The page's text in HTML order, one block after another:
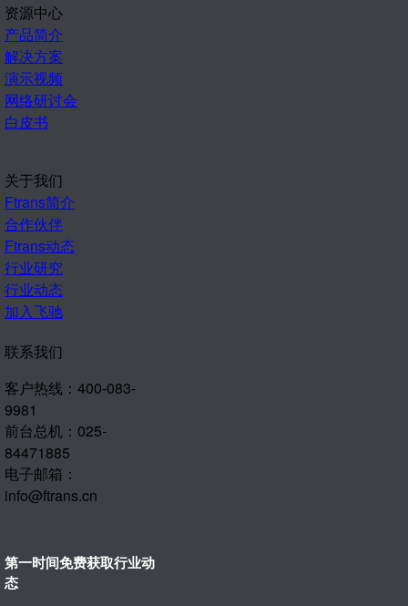
资源中心
产品简介
解决方案
演示视频
网络研讨会
白皮书
关于我们
Ftrans简介
合作伙伴
Ftrans动态
行业研究
行业动态
加入飞驰
联系我们
客户热线：400-083-
9981
前台总机：025-
84471885
电子邮箱：
info@ftrans.cn
第一时间免费获取行业动
态